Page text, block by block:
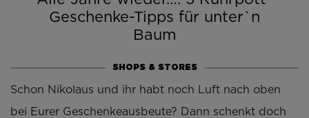
Geschenke-Tipps für unter`n
Baum
SHOPS & STORES
Schon Nikolaus und ihr habt noch Luft nach oben
bei Eurer Geschenkeausbeute? Dann schenkt doch